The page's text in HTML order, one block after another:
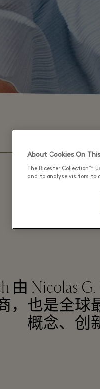
由 Nicolas
，也是全球
概念、创
About Cookies On
The Bicester Collection™
and to analyse visitors to